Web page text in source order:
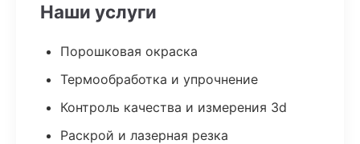
Наши услуги
Порошковая окраска
Термообработка и упрочнение
Контроль качества и измерения 3d
Раскрой и лазерная резка